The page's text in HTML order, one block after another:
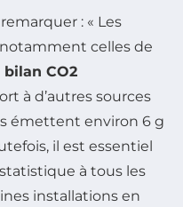
: « Les
celles de
bilan CO2
à d’autres sources
émettent environ 6 g
il est essentiel
à tous les
installations en